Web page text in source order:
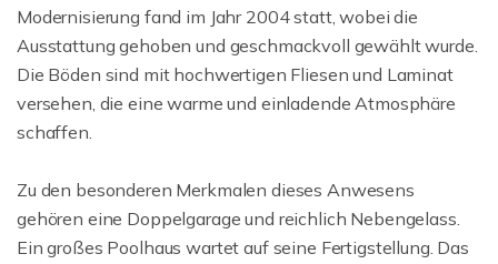
Modernisierung fand im Jahr 2004 statt, wobei die
Ausstattung gehoben und geschmackvoll gewählt wurde.
Die Böden sind mit hochwertigen Fliesen und Laminat
versehen, die eine warme und einladende Atmosphäre
schaffen.
Zu den besonderen Merkmalen dieses Anwesens
gehören eine Doppelgarage und reichlich Nebengelass.
Ein großes Poolhaus wartet auf seine Fertigstellung. Das